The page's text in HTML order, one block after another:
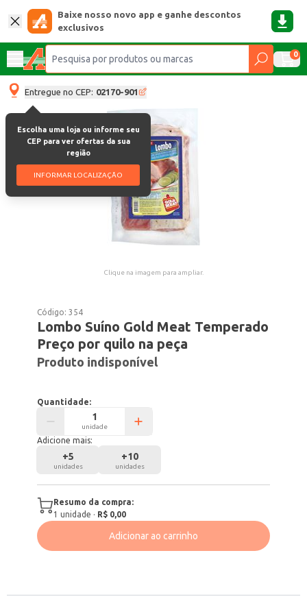
Baixe nosso novo app e ganhe descontos
exclusivos
0
Entregue no CEP: 02170-901
Escolha uma loja ou informe seu
CEP para ver ofertas da sua
região
INFORMAR LOCALIZAÇÃO
Clique na imagem para ampliar.
Código:354
Lombo Suíno Gold Meat Temperado
Preço por quilo na peça
Produto indisponível
Quantidade:
unidade
Adicione mais:
+5
unidades
+10
unidades
Resumo da compra:
1 unidade · R$ 0,00
Adicionar ao carrinho